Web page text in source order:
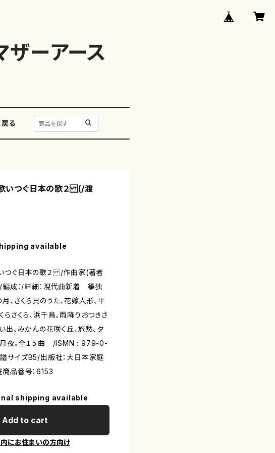
ーアース
る
いつぐ日本の歌２ (/渡
available
つぐ日本の歌２ /作曲家(著者
成：/詳細：現代曲新着 箏独
、さくら貝のうた、花嫁人形、平
らさくら、浜千鳥、雨降りおつきさ
出、みかんの花咲く丘、旅愁、夕
月夜。全１５曲 /ISMN : 979-0-
イズB5/出版社：大日本家庭
品番号：6153
shipping available
Add to cart
にお住まいの方向け